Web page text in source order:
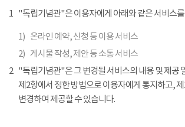
1 "독립기념관"은 이용자에게 아래와 같은 서비스
1) 온라인 예약, 신청 등 이용 서비스
2) 게시물 작성, 제안 등 소통 서비스
2 "독립기념관"은 그 변경될 서비스의 내용 및 제공
제2항에서 정한 방법으로 이용자에게 통지하고,
변경하여 제공할 수 있습니다.